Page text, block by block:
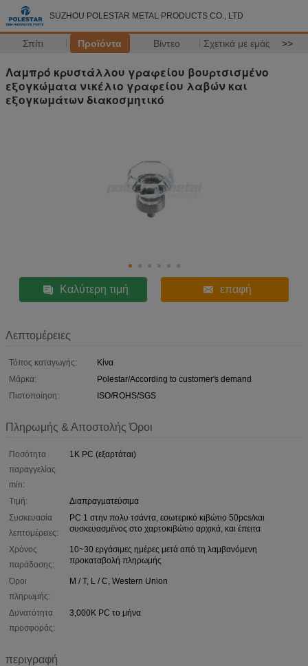
SUZHOU POLESTAR METAL PRODUCTS CO., LTD
Σπίτι Προϊόντα Βίντεο Σχετικά με εμάς >>
Λαμπρό κρυστάλλου γραφείου βουρτσισμένο
εξογκώματα νικέλιο γραφείου λαβών και
εξογκωμάτων διακοσμητικό
Καλύτερη τιμή επαφή
Λεπτομέρειες
Τόπος καταγωγής:
Κίνα
Μάρκα:
Polestar/According to customer's demand
Πιστοποίηση:
ISO/ROHS/SGS
Πληρωμής & Αποστολής Όροι
Ποσότητα
παραγγελίας
min:
1K PC (εξαρτάται)
Τιμή:
Διαπραγματεύσιμα
Συσκευασία
λεπτομέρειες:
PC 1 στην πολυ τσάντα, εσωτερικό κιβώτιο 50pcs/και
συσκευασμένος στο χαρτοκιβώτιο αρχικά, και έπειτα
Χρόνος
παράδοσης:
10~30 εργάσιμες ημέρες μετά από τη λαμβανόμενη
προκαταβολή πληρωμής
Όροι
πληρωμής:
Μ / Τ, L / C, Western Union
Δυνατότητα
προσφοράς:
3,000K PC το μήνα
περιγραφή